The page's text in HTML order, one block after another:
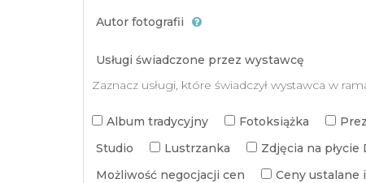
Autor fotografii
Usługi świadczone przez wystawcę
Zaznacz usługi, które świadczył wystawca w
Album tradycyjny Fotoksiążka
Studio
Lustrzanka Zdjęcia na płycie
Możliwość negocjacji cen
Ceny ustalane